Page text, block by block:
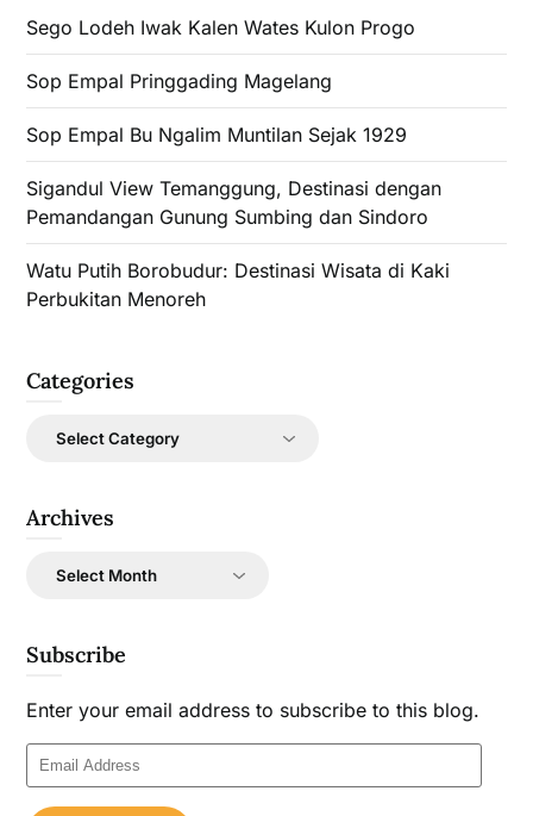
Sego Lodeh Iwak Kalen Wates Kulon Progo
Sop Empal Pringgading Magelang
Sop Empal Bu Ngalim Muntilan Sejak 1929
Sigandul View Temanggung, Destinasi dengan
Pemandangan Gunung Sumbing dan Sindoro
Watu Putih Borobudur: Destinasi Wisata di Kaki
Perbukitan Menoreh
Categories
Categories
Archives
Archives
Subscribe
Enter your email address to subscribe to this blog.
Email
Address